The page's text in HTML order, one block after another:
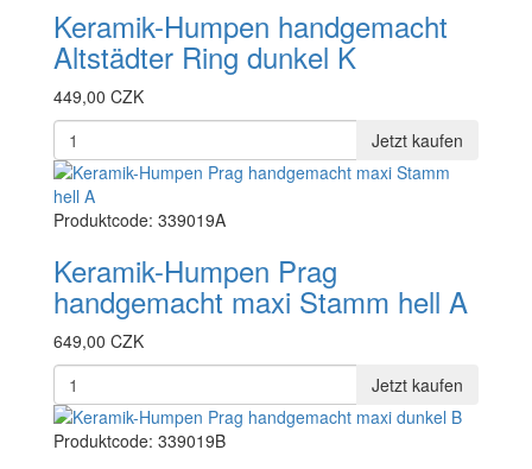
Keramik-Humpen handgemacht
Altstädter Ring dunkel K
449,00 CZK
Jetzt kaufen
Produktcode: 339019A
Keramik-Humpen Prag
handgemacht maxi Stamm hell A
649,00 CZK
Jetzt kaufen
Produktcode: 339019B